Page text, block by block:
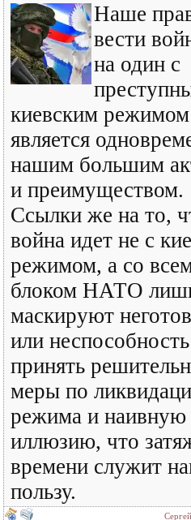
Наше
вести
на один с
киевским режимом
является
нашим большим
и преимуществом.
Ссылки же на то,
война идет не с
режимом, а со
блоком НАТО
маскируют
или неспособность
принять
меры по
режима и наивную
иллюзию, что
времени служит
пользу.